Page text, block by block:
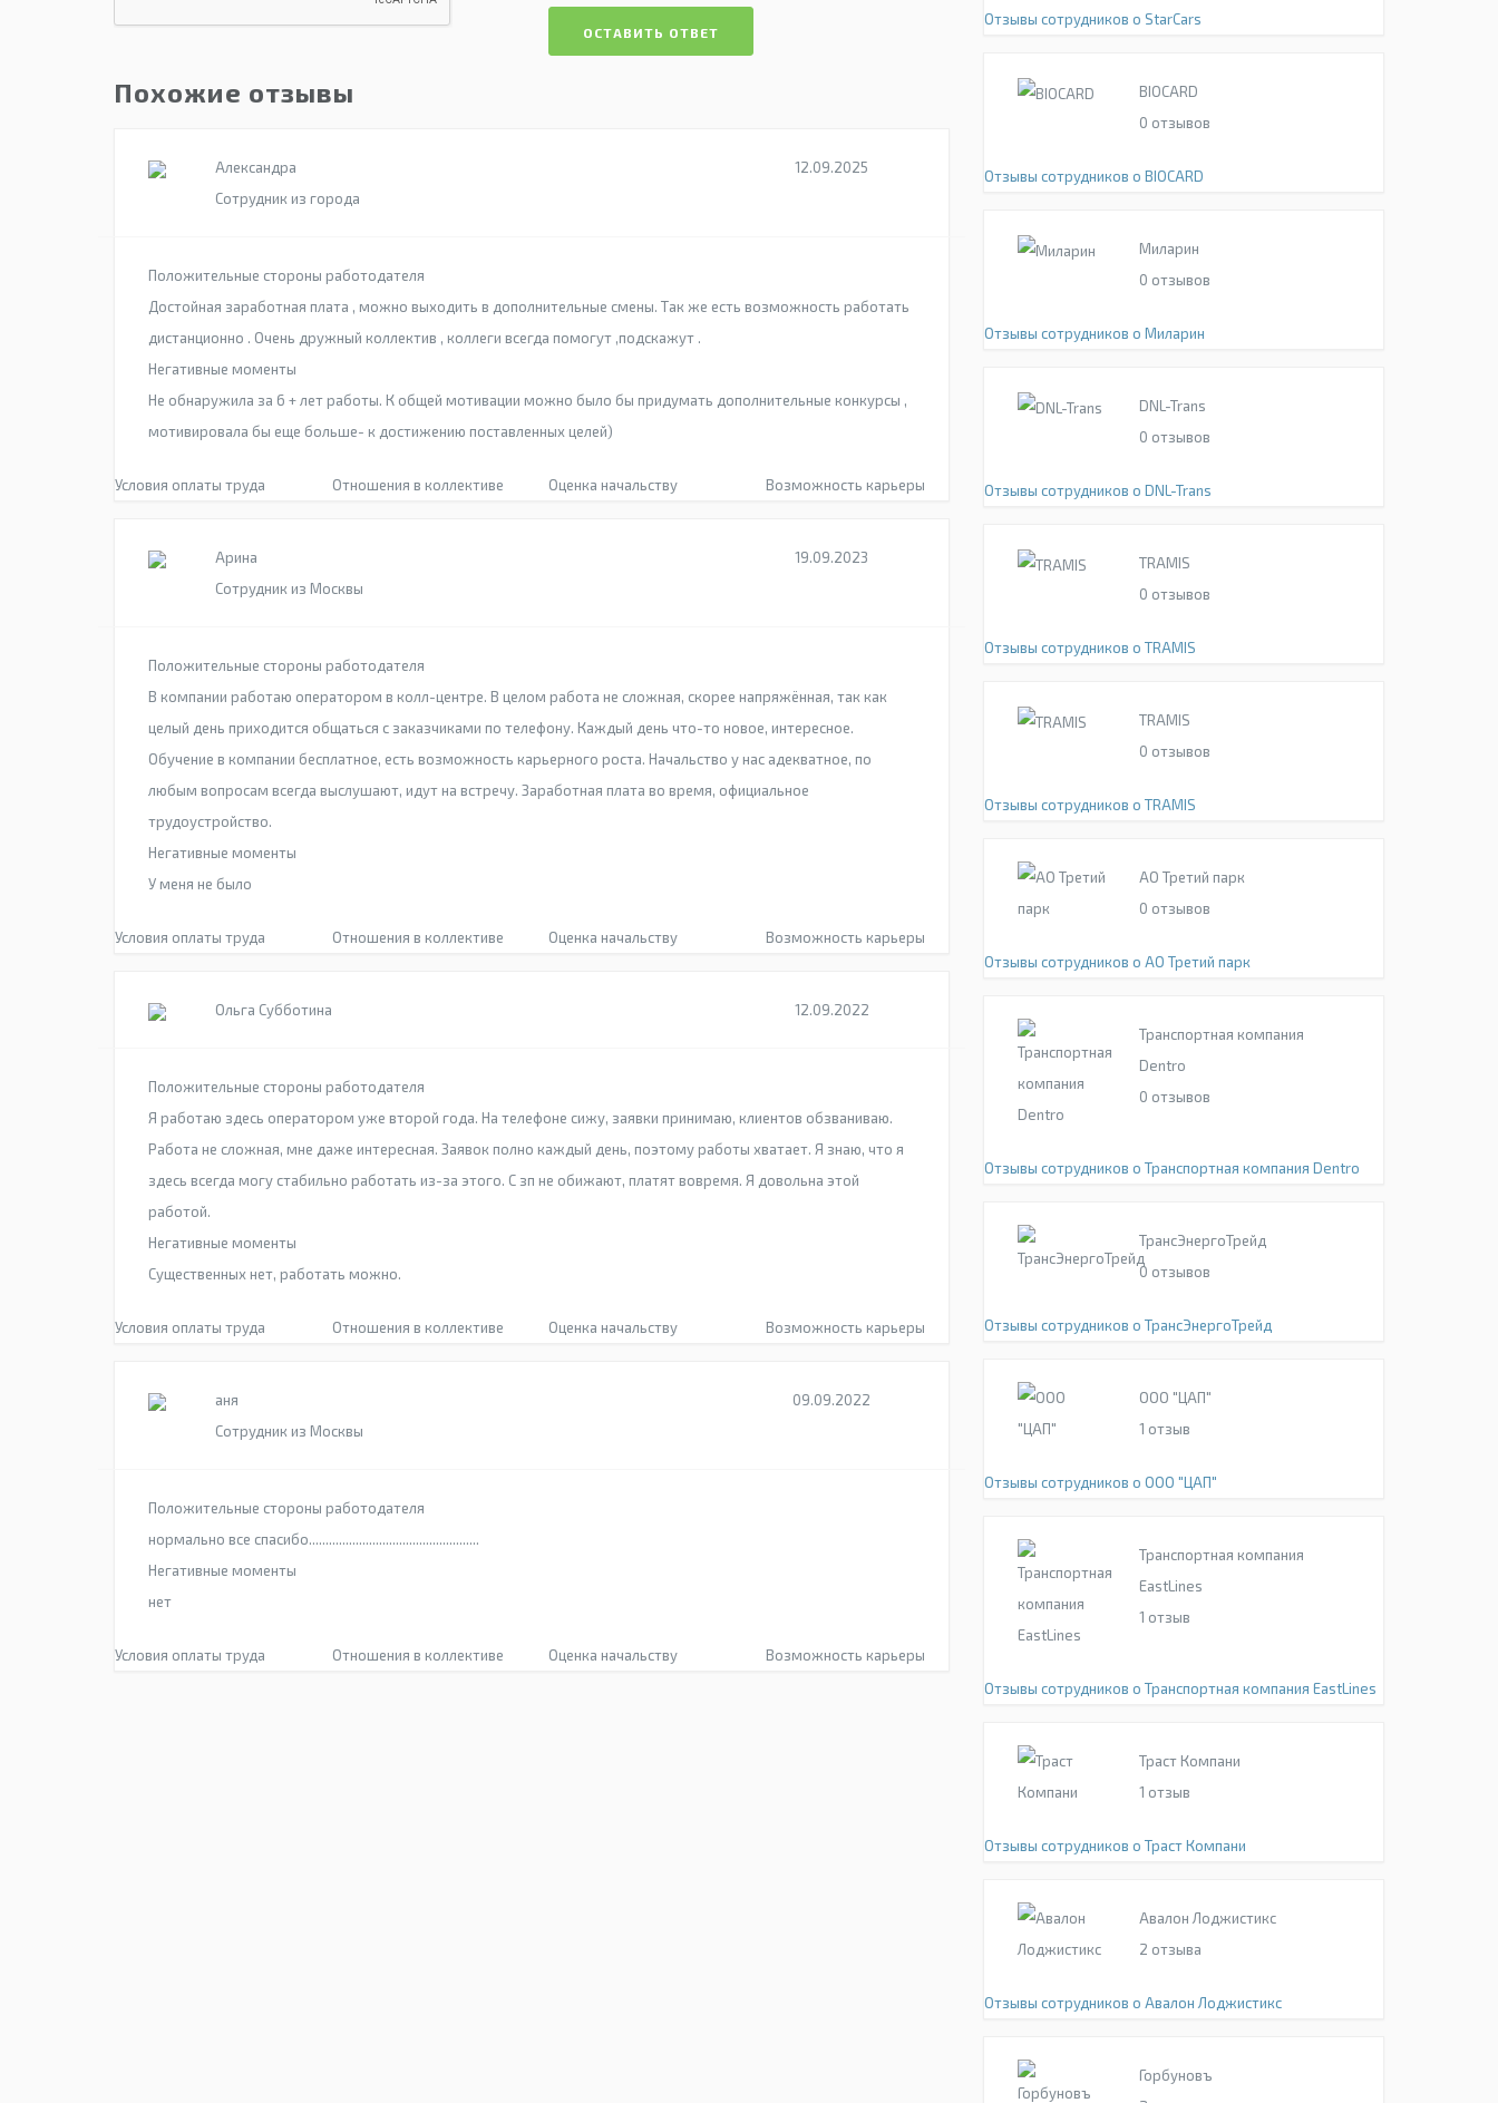
ОСТАВИТЬ ОТВЕТ
Похожие отзывы
Александра
Сотрудник из города
12.09.2025
Положительные стороны работодателя
Достойная заработная плата , можно выходить в дополнительные смены. Так же есть возможность работать
дистанционно . Очень дружный коллектив , коллеги всегда помогут ,подскажут .
Негативные моменты
Не обнаружила за 6 + лет работы. К общей мотивации можно было бы придумать дополнительные конкурсы ,
мотивировала бы еще больше- к достижению поставленных целей)
Условия оплаты труда Отношения в коллективе Оценка начальству Возможность карьеры
Арина
Сотрудник из Москвы
19.09.2023
Положительные стороны работодателя
В компании работаю оператором в колл-центре. В целом работа не сложная, скорее напряжённая, так как
целый день приходится общаться с заказчиками по телефону. Каждый день что-то новое, интересное.
Обучение в компании бесплатное, есть возможность карьерного роста. Начальство у нас адекватное, по
любым вопросам всегда выслушают, идут на встречу. Заработная плата во время, официальное
трудоустройство.
Негативные моменты
У меня не было
Условия оплаты труда Отношения в коллективе Оценка начальству Возможность карьеры
Ольга Субботина 12.09.2022
Положительные стороны работодателя
Я работаю здесь оператором уже второй года. На телефоне сижу, заявки принимаю, клиентов обзваниваю.
Работа не сложная, мне даже интересная. Заявок полно каждый день, поэтому работы хватает. Я знаю, что я
здесь всегда могу стабильно работать из-за этого. С зп не обижают, платят вовремя. Я довольна этой
работой.
Негативные моменты
Существенных нет, работать можно.
Условия оплаты труда Отношения в коллективе Оценка начальству Возможность карьеры
аня
Сотрудник из Москвы
09.09.2022
Положительные стороны работодателя
нормально все спасибо...................................................
Негативные моменты
нет
Условия оплаты труда Отношения в коллективе Оценка начальству Возможность карьеры
Отзывы сотрудников о StarCars
BIOCARD
0 отзывов
Отзывы сотрудников о BIOCARD
Миларин
0 отзывов
Отзывы сотрудников о Миларин
DNL-Trans
0 отзывов
Отзывы сотрудников о DNL-Trans
TRAMIS
0 отзывов
Отзывы сотрудников о TRAMIS
TRAMIS
0 отзывов
Отзывы сотрудников о TRAMIS
АО Третий парк
0 отзывов
Отзывы сотрудников о АО Третий парк
Транспортная компания
Dentro
0 отзывов
Отзывы сотрудников о Транспортная компания Dentro
ТрансЭнергоТрейд
0 отзывов
Отзывы сотрудников о ТрансЭнергоТрейд
ООО "ЦАП"
1 отзыв
Отзывы сотрудников о ООО "ЦАП"
Транспортная компания
EastLines
1 отзыв
Отзывы сотрудников о Транспортная компания EastLines
Траст Компани
1 отзыв
Отзывы сотрудников о Траст Компани
Авалон Лоджистикс
2 отзыва
Отзывы сотрудников о Авалон Лоджистикс
Горбуновъ